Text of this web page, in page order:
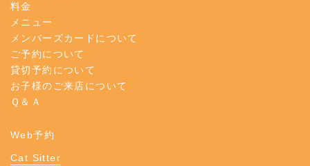
料金
メニュー
メンバーズカードについて
ご予約について
貸切予約について
お子様のご来店について
Ｑ＆Ａ
Web予約
Cat Sitter